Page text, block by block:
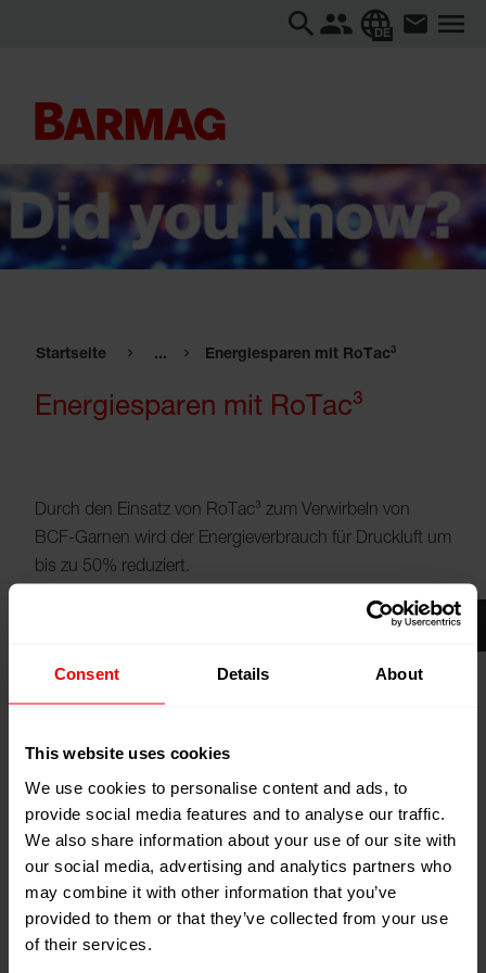
Consent Details About
This website uses cookies
We use cookies to personalise content and ads, to
provide social media features and to analyse our traffic.
We also share information about your use of our site with
our social media, advertising and analytics partners who
may combine it with other information that you’ve
provided to them or that they’ve collected from your use
of their services.
DE
Startseite ... Energiesparen mit RoTac³
Energiesparen mit RoTac³
Durch den Einsatz von RoTac³ zum Verwirbeln von
BCF-Garnen wird der Energieverbrauch für Druckluft um
bis zu 50% reduziert.
Mit der Tangeleinheit RoTac³ lassen sich Tangelknoten
deutlich gleichmäßiger setzen als mit anderen